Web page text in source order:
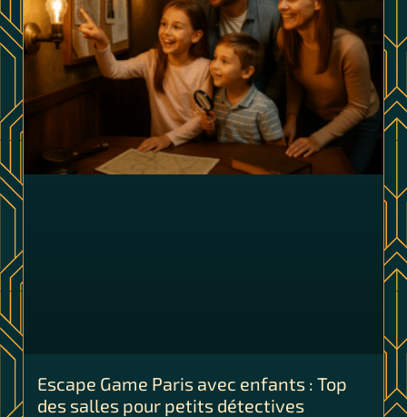
Escape Game Paris avec enfants : Top
des salles pour petits détectives